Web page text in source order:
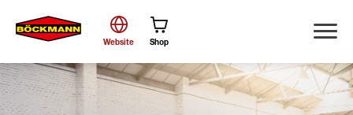
Zoek
Website Shop